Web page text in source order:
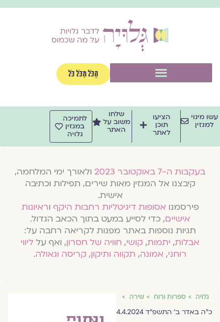
הַכֹּל מִכֹּל כֹּל
מינוי
למגזין
הציעו
תוכן
לאתר
שלחו
משוב על
האתר
לתמיכה
במגזין
גלויה
בעקבות ה-7 באוקטובר 2023
ולאורך ימי המלחמה,
קיבצנו אל המגזין מאות שירים, תפילות וכתיבה
אישית.
פירסמנואסופות דיגיטליות רחבות היקףוראיונות
אישיים, כדי לסייע במעט בתוך הכאב הגדול.
תגיות נוספות באתר מפנות לקריאה רחבה על:
אבלות,יתמות,קושי,חוויה של חסרון, ואף עלליווי
רוחני,אמונה,תקווה ותיקון,קריסה וגאולה.
גלויה ספרות ורוח שירה
כ״ה באדר ב׳ התשפ״ד 4.4.2024